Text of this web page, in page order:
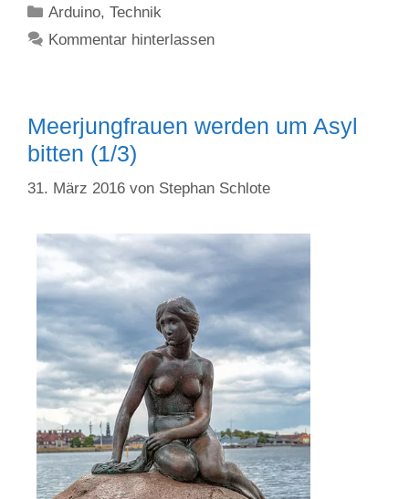
Kategorien
Arduino,Technik
Kommentar hinterlassen
Meerjungfrauen werden um Asyl
bitten (1/3)
31. März 2016 von Stephan Schlote